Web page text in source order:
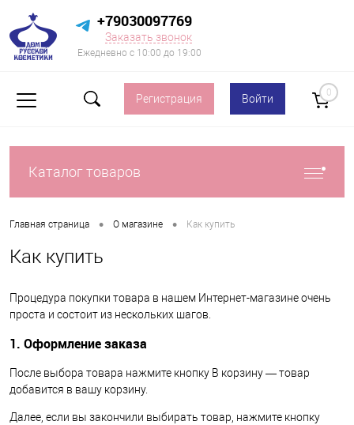
+79030097769
Заказать звонок
Ежедневно с 10:00 до 19:00
Регистрация Войти 0
Каталог товаров
Главная страница • О магазине • Как купить
Как купить
Процедура покупки товара в нашем Интернет-магазине очень
проста и состоит из нескольких шагов.
1. Оформление заказа
После выбора товара нажмите кнопку В корзину — товар
добавится в вашу корзину.
Далее, если вы закончили выбирать товар, нажмите кнопку